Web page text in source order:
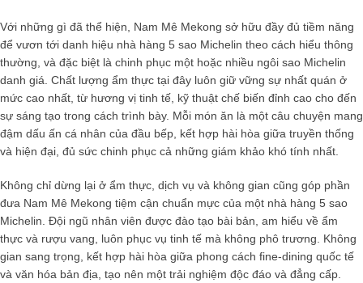
Với những gì đã thể hiện, Nam Mê Mekong sở hữu đầy đủ tiềm năng
để vươn tới danh hiệu nhà hàng 5 sao Michelin theo cách hiểu thông
thường, và đặc biệt là chinh phục một hoặc nhiều ngôi sao Michelin
danh giá. Chất lượng ẩm thực tại đây luôn giữ vững sự nhất quán ở
mức cao nhất, từ hương vị tinh tế, kỹ thuật chế biến đỉnh cao cho đến
sự sáng tạo trong cách trình bày. Mỗi món ăn là một câu chuyện mang
đậm dấu ấn cá nhân của đầu bếp, kết hợp hài hòa giữa truyền thống
và hiện đại, đủ sức chinh phục cả những giám khảo khó tính nhất.
Không chỉ dừng lại ở ẩm thực, dịch vụ và không gian cũng góp phần
đưa Nam Mê Mekong tiệm cận chuẩn mực của một nhà hàng 5 sao
Michelin . Đội ngũ nhân viên được đào tạo bài bản, am hiểu về ẩm
thực và rượu vang, luôn phục vụ tinh tế mà không phô trương. Không
gian sang trọng, kết hợp hài hòa giữa phong cách fine-dining quốc tế
và văn hóa bản địa, tạo nên một trải nghiệm độc đáo và đẳng cấp.